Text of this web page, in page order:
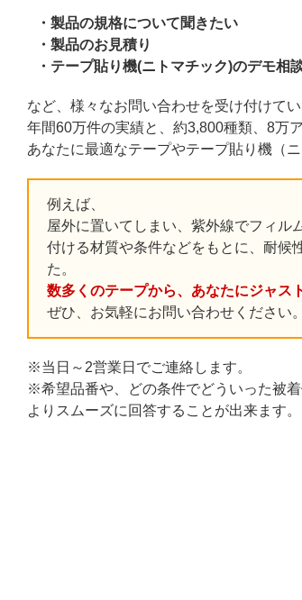
製品の規格について聞きたい
製品のお見積り
テープ貼り機(ニトマチック)のデモ相
など、様々なお問い合わせを受け付けてい
年間60万件の実績と、約3,800種類、8万
あなたに最適なテープやテープ貼り機（
例えば、
屋外に置いてしまい、紫外線でフィル
付ける材質や条件などをもとに、耐候
た。
数多くのテープから、あなたにジャス
ぜひ、お気軽にお問い合わせください。
※当日～2営業日でご連絡します。
※希望品番や、どの条件でどういった被
よりスムーズに回答することが出来ます